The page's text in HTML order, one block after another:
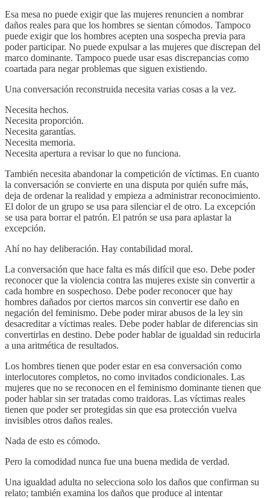
Esa mesa no puede exigir que las mujeres renuncien a nombrar
daños reales para que los hombres se sientan cómodos. Tampoco
puede exigir que los hombres acepten una sospecha previa para
poder participar. No puede expulsar a las mujeres que discrepan del
marco dominante. Tampoco puede usar esas discrepancias como
coartada para negar problemas que siguen existiendo.
Una conversación reconstruida necesita varias cosas a la vez.
Necesita hechos.
Necesita proporción.
Necesita garantías.
Necesita memoria.
Necesita apertura a revisar lo que no funciona.
También necesita abandonar la competición de víctimas. En cuanto
la conversación se convierte en una disputa por quién sufre más,
deja de ordenar la realidad y empieza a administrar reconocimiento.
El dolor de un grupo se usa para silenciar el de otro. La excepción
se usa para borrar el patrón. El patrón se usa para aplastar la
excepción.
Ahí no hay deliberación. Hay contabilidad moral.
La conversación que hace falta es más difícil que eso. Debe poder
reconocer que la violencia contra las mujeres existe sin convertir a
cada hombre en sospechoso. Debe poder reconocer que hay
hombres dañados por ciertos marcos sin convertir ese daño en
negación del feminismo. Debe poder mirar abusos de la ley sin
desacreditar a víctimas reales. Debe poder hablar de diferencias sin
convertirlas en destino. Debe poder hablar de igualdad sin reducirla
a una aritmética de resultados.
Los hombres tienen que poder estar en esa conversación como
interlocutores completos, no como invitados condicionales. Las
mujeres que no se reconocen en el feminismo dominante tienen que
poder hablar sin ser tratadas como traidoras. Las víctimas reales
tienen que poder ser protegidas sin que esa protección vuelva
invisibles otros daños reales.
Nada de esto es cómodo.
Pero la comodidad nunca fue una buena medida de verdad.
Una igualdad adulta no selecciona solo los daños que confirman su
relato; también examina los daños que produce al intentar